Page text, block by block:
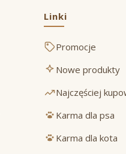
Linki
Promocje
Nowe produkty
Najczęściej
Karma dla psa
Karma dla kota